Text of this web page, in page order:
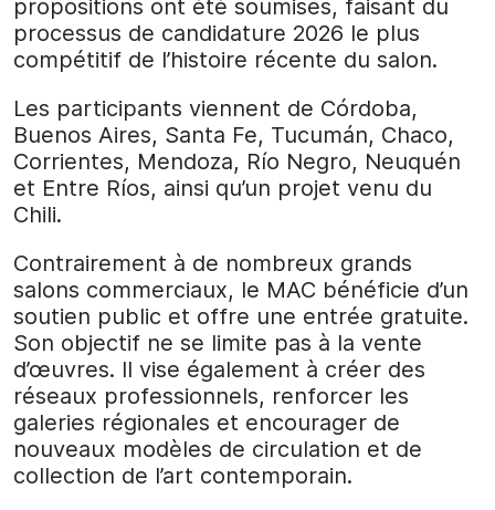
propositions ont été soumises, faisant du
processus de candidature 2026 le plus
compétitif de l’histoire récente du salon.
Les participants viennent de Córdoba,
Buenos Aires, Santa Fe, Tucumán, Chaco,
Corrientes, Mendoza, Río Negro, Neuquén
et Entre Ríos, ainsi qu’un projet venu du
Chili.
Contrairement à de nombreux grands
salons commerciaux, le MAC bénéficie d’un
soutien public et offre une entrée gratuite.
Son objectif ne se limite pas à la vente
d’œuvres. Il vise également à créer des
réseaux professionnels, renforcer les
galeries régionales et encourager de
nouveaux modèles de circulation et de
collection de l’art contemporain.